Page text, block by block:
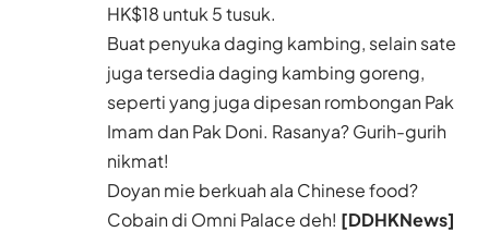
HK$18 untuk 5 tusuk.
Buat penyuka daging kambing, selain sate
juga tersedia daging kambing goreng,
seperti yang juga dipesan rombongan Pak
Imam dan Pak Doni. Rasanya? Gurih-gurih
nikmat!
Doyan mie berkuah ala Chinese food?
Cobain di Omni Palace deh! [DDHKNews]